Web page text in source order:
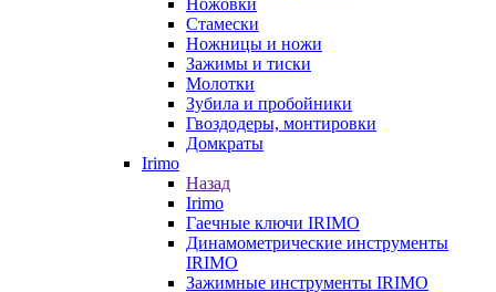
Ножовки
Стамески
Ножницы и ножи
Зажимы и тиски
Молотки
Зубила и пробойники
Гвоздодеры, монтировки
Домкраты
Irimo
Назад
Irimo
Гаечные ключи IRIMO
Динамометрические инструменты
IRIMO
Зажимные инструменты IRIMO